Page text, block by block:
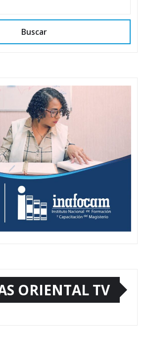
Buscar
ORIENTAL TV